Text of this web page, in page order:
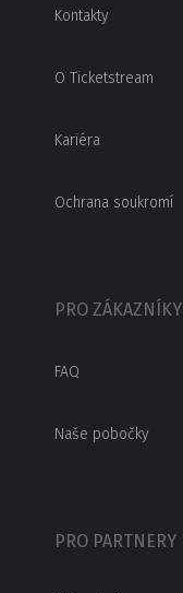
Kontakty
O Ticketstream
Kariéra
Ochrana soukromí
PRO ZÁKAZNÍKY
FAQ
Naše pobočky
PRO PARTNERY